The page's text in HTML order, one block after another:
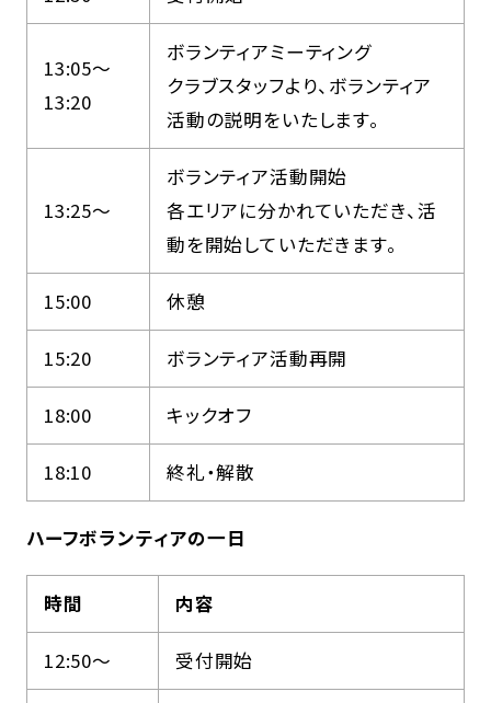
13:05～
13:20
ボランティアミーティング
クラブスタッフより、ボランティア
活動の説明をいたします。
13:25～
ボランティア活動開始
各エリアに分かれていただき、活
動を開始していただきます。
15:00 休憩
15:20 ボランティア活動再開
18:00 キックオフ
18:10 終礼・解散
ハーフボランティアの一日
時間 内容
12:50～ 受付開始